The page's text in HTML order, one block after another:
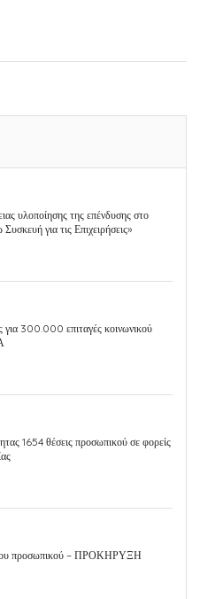
υλοποίησης της επένδυσης στο
για τις Επιχειρήσεις»
για 300.000 επιταγές κοινωνικού
1654 θέσεις προσωπικού σε φορείς
προσωπικού – ΠΡΟΚΗΡΥΞΗ